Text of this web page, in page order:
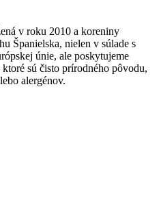
v roku 2010 a koreniny
Španielska, nielen v súlade s
únie, ale poskytujeme
sú čisto prírodného pôvodu,
alergénov.